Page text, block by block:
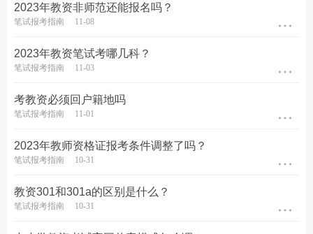
2023年教资非师范还能报名吗？
笔试报考指南 11-08
2023年教资笔试考哪几科？
笔试报考指南 11-03
考教资必须回户籍地吗
笔试报考指南 11-01
2023年教师资格证报考条件调整了吗？
笔试报考指南 10-31
教资301和301a的区别是什么？
笔试报考指南 10-31